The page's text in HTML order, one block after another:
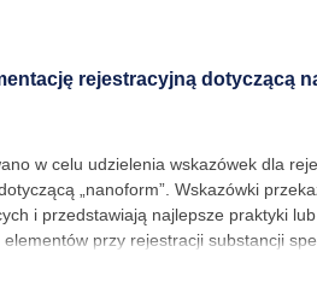
rejestracyjną dotyczącą
w celu udzielenia wskazówek dla
„nanoform”. Wskazówki
i przedstawiają najlepsze praktyki
przy rejestracji substancji